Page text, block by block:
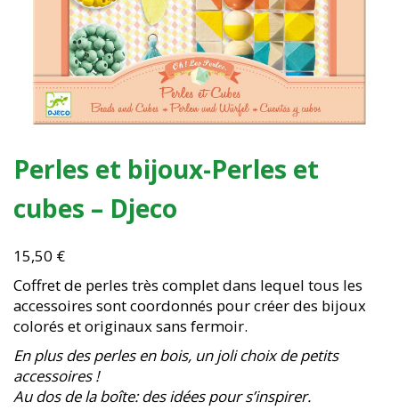
Perles et bijoux-Perles et
cubes – Djeco
15,50 €
Coffret de perles très complet dans lequel tous les
accessoires sont coordonnés pour créer des bijoux
colorés et originaux sans fermoir.
En plus des perles en bois, un joli choix de petits
accessoires !
Au dos de la boîte: des idées pour s’inspirer.